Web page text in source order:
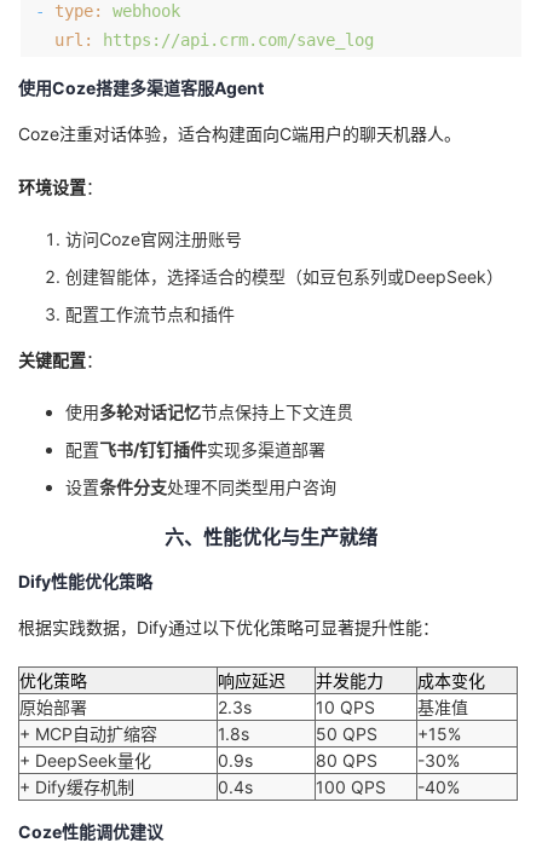
-
type:
webhook
url:
https://api.crm.com/save_log
使用Coze搭建多渠道客服Agent
Coze注重对话体验，适合构建面向C端用户的聊天机器人。
环境设置：
访问Coze官网注册账号
创建智能体，选择适合的模型（如豆包系列或DeepSeek）
配置工作流节点和插件
关键配置：
使用多轮对话记忆节点保持上下文连贯
配置飞书/钉钉插件实现多渠道部署
设置条件分支处理不同类型用户咨询
六、性能优化与生产就绪
Dify性能优化策略
根据实践数据，Dify通过以下优化策略可显著提升性能：
优化策略 响应延迟 并发能力
成本变化
原始部署
2.3s 10 QPS
基准值
+ MCP自动扩缩容
1.8s 50 QPS
+15%
+ DeepSeek量化
0.9s 80 QPS
-30%
+ Dify缓存机制
0.4s 100 QPS -40%
Coze性能调优建议